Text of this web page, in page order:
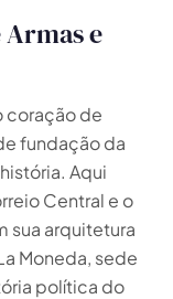
e
coração de
fundação da
Aqui
Central e o
sua arquitetura
Moneda, sede
política do
filtrar os